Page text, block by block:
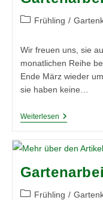
Beitrags-
Frühling /
Wir freuen uns, sie
monatlichen Reihe
Ende März wieder
sie haben keine…
Weiterlesen
Beitrags-
Frühling /